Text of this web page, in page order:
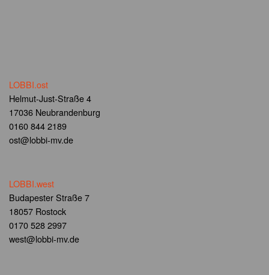
LOBBI.ost
Helmut-Just-Straße 4
17036 Neubrandenburg
0160 844 2189
ost@lobbi-mv.de
LOBBI.west
Budapester Straße 7
18057 Rostock
0170 528 2997
west@lobbi-mv.de